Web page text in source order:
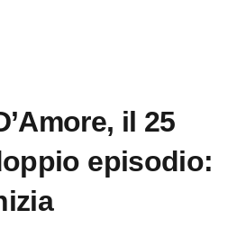
il 25
episodio: